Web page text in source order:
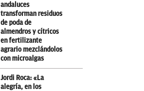
andaluces
transforman residuos
de poda de
almendros y cítricos
en fertilizante
agrario mezclándolos
con microalgas
Jordi Roca: «La
alegría, en los